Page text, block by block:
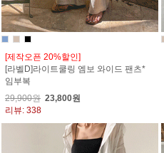
[제작오픈 20%할인]
[라벨D]라이트쿨링 엠보 와이드 팬츠*
임부복
29,900원 23,800원
리뷰: 338